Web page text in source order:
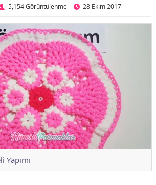
5,154 Görüntülenme 28 Ekim 2017
Yapımı